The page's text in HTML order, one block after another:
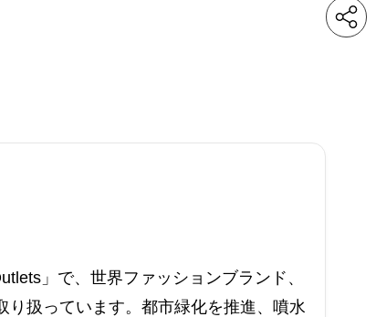
」で、世界ファッションブランド、
扱っています。都市緑化を推進、噴水